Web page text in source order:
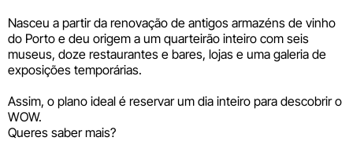
Nasceu a partir da renovação de antigos armazéns de vinho
do Porto e deu origem a um quarteirão inteiro com seis
museus, doze restaurantes e bares, lojas e uma galeria de
exposições temporárias.
Assim, o plano ideal é reservar um dia inteiro para descobrir o
WOW.
Queres saber mais?